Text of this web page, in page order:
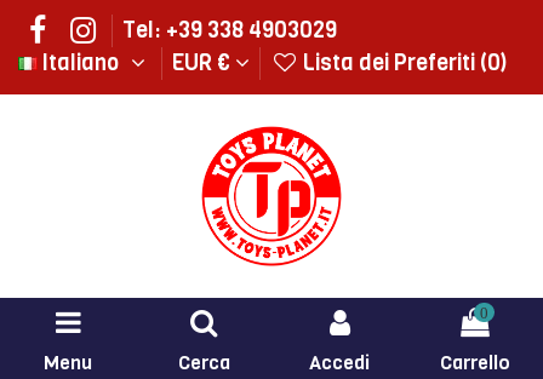
Tel: +39 338 4903029
Italiano
EUR € Lista dei Preferiti (0)
Menu Cerca Accedi
0
Carrello